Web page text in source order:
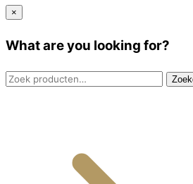
×
What are you looking for?
Zoeken
naar: